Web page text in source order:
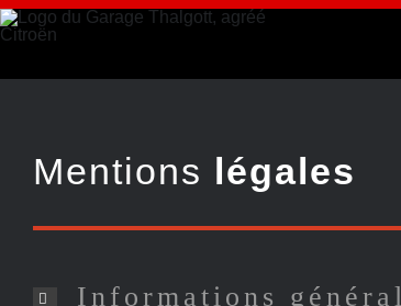
Passer
Mentions légales
Informations